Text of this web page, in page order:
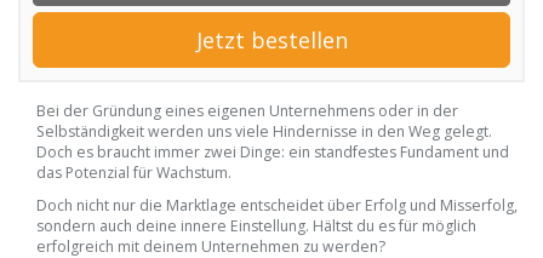
Jetzt bestellen
Bei der Gründung eines eigenen Unternehmens oder in der
Selbständigkeit werden uns viele Hindernisse in den Weg gelegt.
Doch es braucht immer zwei Dinge: ein standfestes Fundament und
das Potenzial für Wachstum.
Doch nicht nur die Marktlage entscheidet über Erfolg und Misserfolg,
sondern auch deine innere Einstellung. Hältst du es für möglich
erfolgreich mit deinem Unternehmen zu werden?